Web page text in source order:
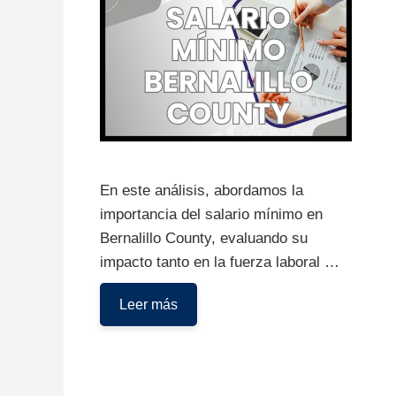
En este análisis, abordamos la
importancia del salario mínimo en
Bernalillo County, evaluando su
impacto tanto en la fuerza laboral …
Leer más¿Cuál
es